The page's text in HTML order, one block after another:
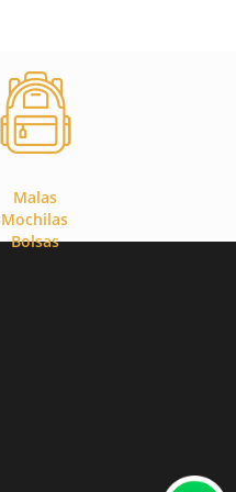
Malas
Mochilas
Bolsas